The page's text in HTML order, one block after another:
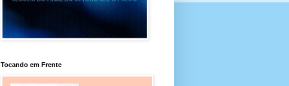
Tocando em Frente